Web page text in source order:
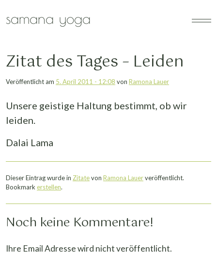
samana yoga
Zitat des Tages – Leiden
Veröffentlicht am 5. April 2011 - 12:08 von Ramona Lauer
Unsere geistige Haltung bestimmt, ob wir
leiden.
Dalai Lama
Dieser Eintrag wurde in Zitatevon Ramona Lauerveröffentlicht.
Bookmark erstellen.
Noch keine Kommentare!
Ihre Email Adresse wird nicht veröffentlicht.